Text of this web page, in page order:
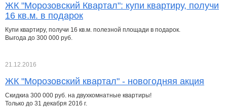
ЖК "Морозовский Квартал": купи квартиру, получи
16 кв.м. в подарок
Купи квартиру, получи 16 кв.м. полезной площади в подарок.
Выгода до 300 000 руб.
21.12.2016
ЖК "Морозовский квартал" - новогодняя акция
Скидкиа 300 000 руб. на двухкомнатные квартиры!
Только до 31 декабря 2016 г.